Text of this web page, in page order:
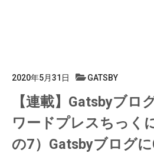
2020年5月31日 GATSBY
【連載】Gatsbyブロ
ワードプレスちっく
の7）Gatsbyブログ